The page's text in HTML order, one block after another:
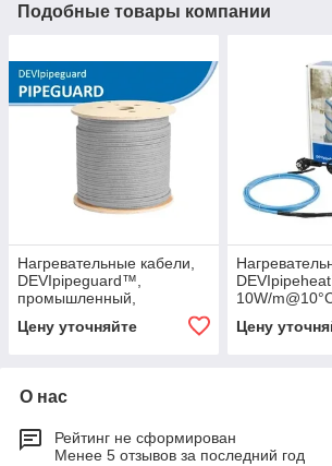
Подобные товары компании
Нагревательные кабели,
DEVIpipeguard™,
промышленный,
Цену уточняйте
10W/
Цену
О нас
Рейтинг не сформирован
Менее 5 отзывов за последний год